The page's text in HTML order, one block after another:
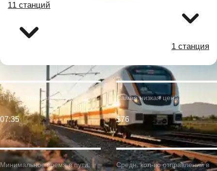
11 станций
1 станция
Минимальное время в пути:
Первое отправление:
07:35
Самая низкая цена:
$76
Средн. кол-во отправлений в